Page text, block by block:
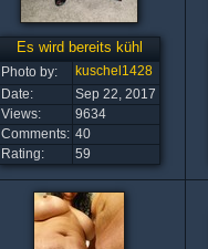
Es wird bereits kühl
Photo by:
kuschel1428
Date:
Sep 22, 2017
Views:
9634
Comments: 40
Rating:
59